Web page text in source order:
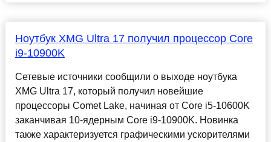
Ноутбук XMG Ultra 17 получил процессор Core
i9-10900K
Сетевые источники сообщили о выходе ноутбука
XMG Ultra 17, который получил новейшие
процессоры Comet Lake, начиная от Core i5-10600K
заканчивая 10-ядерным Core i9-10900K. Новинка
также характеризуется графическими ускорителями